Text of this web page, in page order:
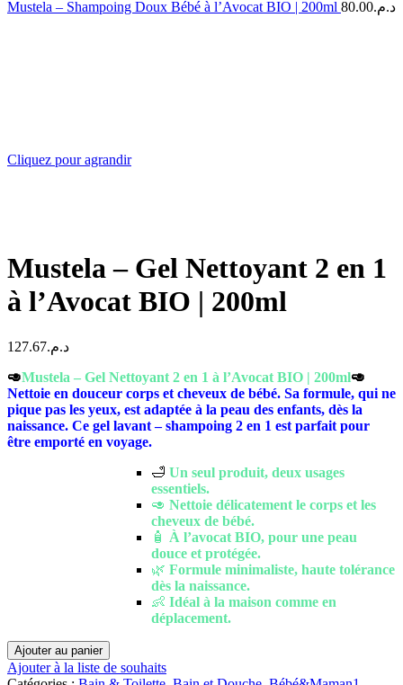
Mustela – Shampoing Doux Bébé à l’Avocat BIO | 200ml د.م.80.00
Cliquez pour agrandir
Mustela – Gel Nettoyant 2 en 1
à l’Avocat BIO | 200ml
د.م.127.67
🥑Mustela – Gel Nettoyant 2 en 1 à l’Avocat BIO | 200ml🥑
Nettoie en douceur corps et cheveux de bébé. Sa formule, qui ne
pique pas les yeux, est adaptée à la peau des enfants, dès la
naissance. Ce gel lavant – shampoing 2 en 1 est parfait pour
être emporté en voyage.
🛁 Un seul produit, deux usages
essentiels.
🥑 Nettoie délicatement le corps et les
cheveux de bébé.
🧴 À l’avocat BIO, pour une peau
douce et protégée.
🌿 Formule minimaliste, haute tolérance
dès la naissance.
👶 Idéal à la maison comme en
déplacement.
quantité
de
Mustela
Ajouter au panier
Ajouter à la liste de souhaits